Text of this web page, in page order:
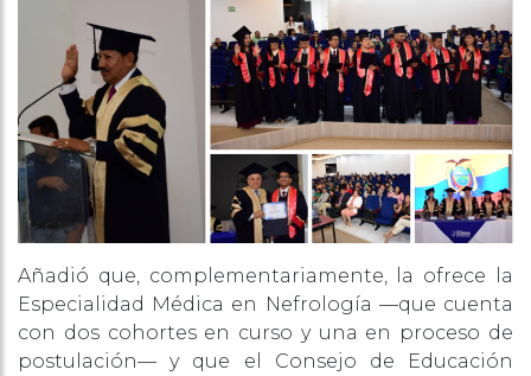
Añadió que, complementariamente, la ofrece la
Especialidad Médica en Nefrología —que cuenta
con dos cohortes en curso y una en proceso de
postulación— y que el Consejo de Educación